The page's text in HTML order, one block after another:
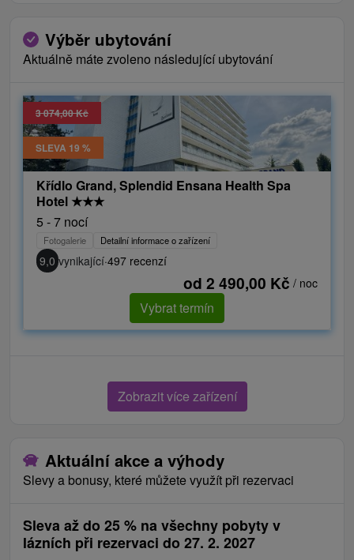
Výběr ubytování
Aktuálně máte zvoleno následující ubytování
3 074,00 Kč
SLEVA 19 %
Křídlo Grand, Splendid Ensana Health Spa
Hotel ★★★
5 - 7 nocí
Fotogalerie Detailní informace o zařízení
9,0 vynikající·497 recenzí
od 2 490,00 Kč / noc
Vybrat termín
Zobrazit více zařízení
Aktuální akce a výhody
Slevy a bonusy, které můžete využít při rezervaci
Sleva až do 25 % na všechny pobyty v
lázních při rezervaci do 27. 2. 2027